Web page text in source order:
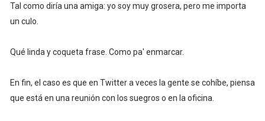
Tal como diría una amiga: yo soy muy grosera, pero me importa
un culo.
Qué linda y coqueta frase. Como pa' enmarcar.
En fin, el caso es que en Twitter a veces la gente se cohíbe, piensa
que está en una reunión con los suegros o en la oficina.